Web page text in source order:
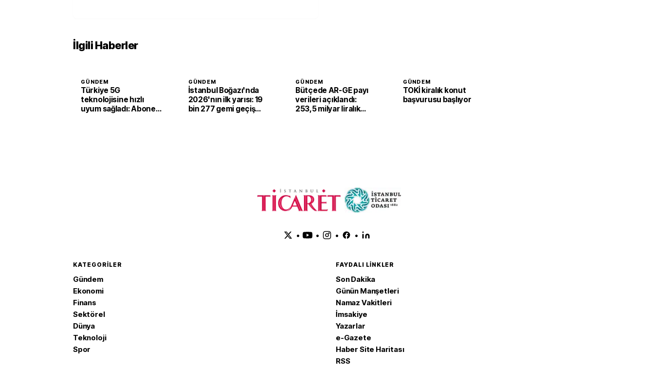
İlgili Haberler
GÜNDEM
Türkiye 5G
teknolojisine hızlı
uyum sağladı: Abone
GÜNDEM
İstanbul Boğazı'nda
2026'nın ilk yarısı: 19
bin 277 gemi geçiş
GÜNDEM
Bütçede AR-GE payı
verileri açıklandı:
253,5 milyar liralık
GÜNDEM
TOKİ kiralık konut
başvurusu başlıyor
• • • •
KATEGORILER
Gündem
Ekonomi
Finans
Sektörel
Dünya
Teknoloji
Spor
FAYDALI LINKLER
Son Dakika
Günün Manşetleri
Namaz Vakitleri
İmsakiye
Yazarlar
e-Gazete
Haber Site Haritası
RSS